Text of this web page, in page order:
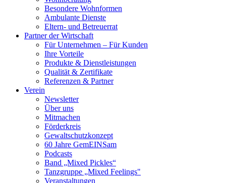
Besondere Wohnformen
Ambulante Dienste
Eltern- und Betreuerrat
Partner der Wirtschaft
Für Unternehmen – Für Kunden
Ihre Vorteile
Produkte & Dienstleistungen
Qualität & Zertifikate
Referenzen & Partner
Verein
Newsletter
Über uns
Mitmachen
Förderkreis
Gewaltschutzkonzept
60 Jahre GemEINSam
Podcasts
Band „Mixed Pickles“
Tanzgruppe „Mixed Feelings"
Veranstaltungen